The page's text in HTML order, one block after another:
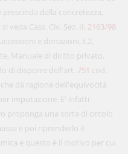
dalla concretezza,
veda Cass. Civ. Sez. II, 2163/98
e donazioni, t.2,
Manuale di diritto privato,
di disporre dell'art. 751 cod.
dà ragione dell'equivocità
imputazione. E' infatti
proponga una sorta di circolo
e poi riprenderlo è
e questo è il motivo per cui